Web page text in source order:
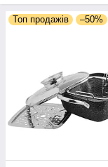
Топ продажів –50%